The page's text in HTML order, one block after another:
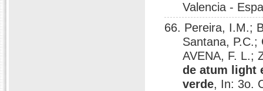
Valencia -
66. Pereira, I.M.;
Santana,
AVENA, F. L.;
de atum light
verde, In: 3o.